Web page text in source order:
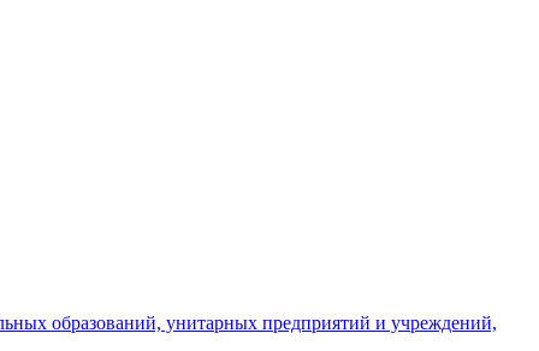
образований, унитарных предприятий и учреждений,